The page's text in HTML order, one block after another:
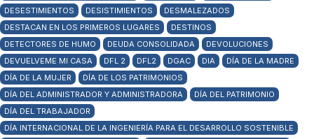
DESESTIMIENTOS
DESISTIMIENTOS
DESMALEZADOS
DESTACAN EN LOS PRIMEROS LUGARES
DESTINOS
DETECTORES DE HUMO
DEUDA CONSOLIDADA
DEVOLUCIONES
DEVUELVEME MI CASA
DFL 2 DFL2 DGAC DIA
DÍA DE LA MADRE
DÍA DE LA MUJER
DÍA DE LOS PATRIMONIOS
DÍA DEL ADMINISTRADOR Y ADMINISTRADORA
DÍA DEL PATRIMONIO
DÍA DEL TRABAJADOR
DÍA INTERNACIONAL DE LA INGENIERÍA PARA EL DESARROLLO SOSTENIBLE